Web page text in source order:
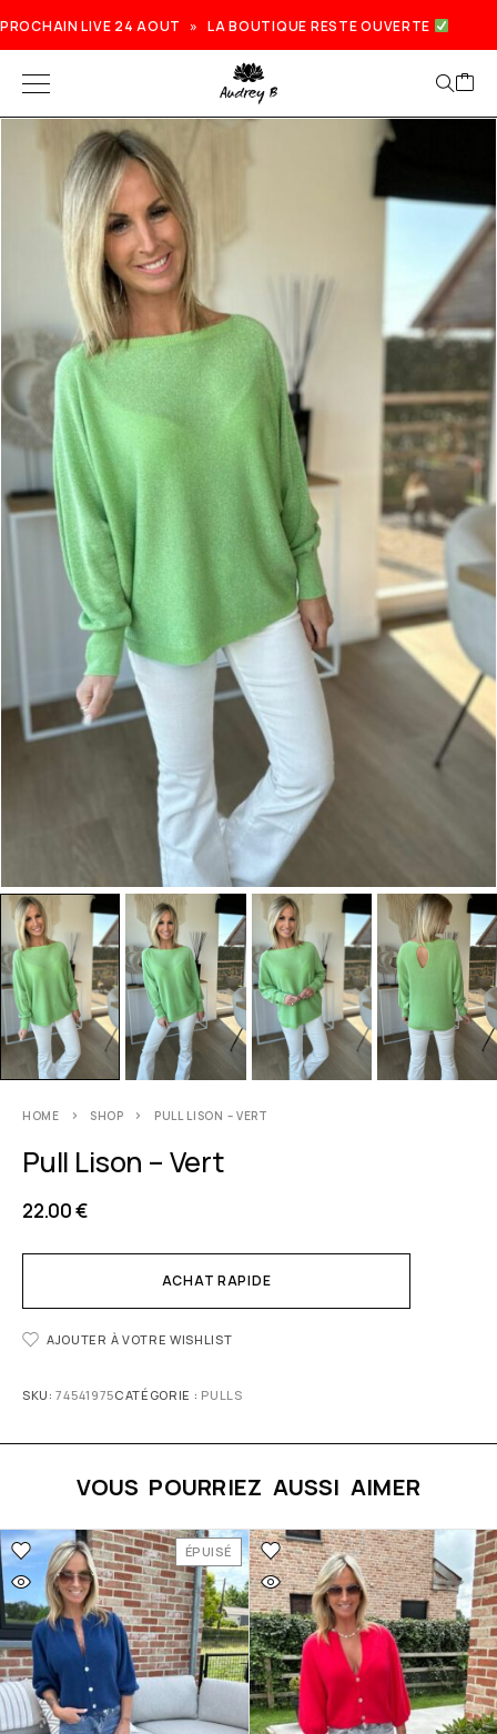
PROCHAIN LIVE 24 AOUT » LA BOUTIQUE RESTE OUVERTE
HOME SHOP PULL LISON – VERT
Pull Lison – Vert
22.00€
ACHAT RAPIDE
AJOUTER À VOTRE WISHLIST
SKU:74541975CATÉGORIE : PULLS
VOUS POURRIEZ AUSSI AIMER
ÉPUISÉ